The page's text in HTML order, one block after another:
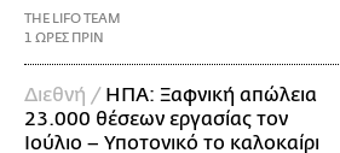
THE LIFO TEAM
1 ΩΡΕΣ ΠΡΙΝ
Διεθνή / ΗΠΑ: Ξαφνική απώλεια
23.000 θέσεων εργασίας τον
Ιούλιο – Υποτονικό το καλοκαίρι